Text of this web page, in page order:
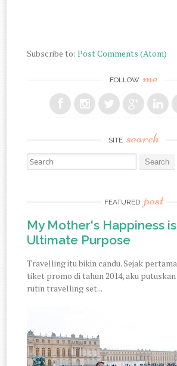
Subscribe to:Post Comments (Atom)
FOLLOW me
SITE search
Search for:
FEATURED post
My Mother's Happiness
Ultimate Purpose
Travelling itu bikin candu. Sejak
tiket promo di tahun 2014, aku
rutin travelling set...